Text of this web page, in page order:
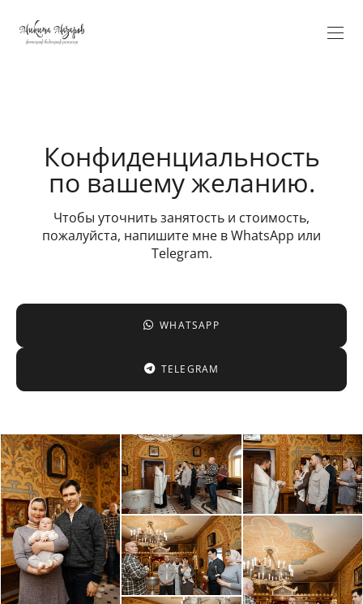
Verification: 5584fa100ee17ae9
Конфиденциальность
по вашему желанию.
Чтобы уточнить занятость и стоимость,
пожалуйста, напишите мне в WhatsApp или
Telegram.
WHATSAPP
TELEGRAM